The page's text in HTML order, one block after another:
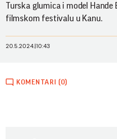
Turska glumica i model Hande
filmskom festivalu u Kanu.
20.5.2024.|10:43
KOMENTARI (0)